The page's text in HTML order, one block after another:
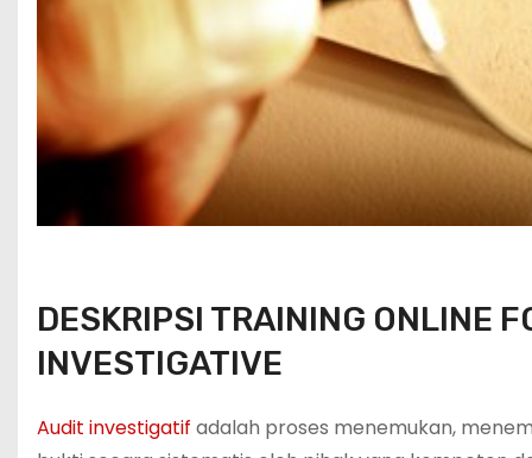
DESKRIPSI TRAINING ONLINE
INVESTIGATIVE
Audit investigatif adalah proses menemukan,